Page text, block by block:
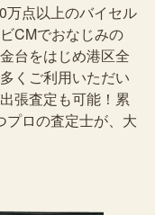
万点以上のバイセル
CMでおなじみの
台をはじめ港区全
くご利用いただい
張査定も可能！累
プロの査定士が、大